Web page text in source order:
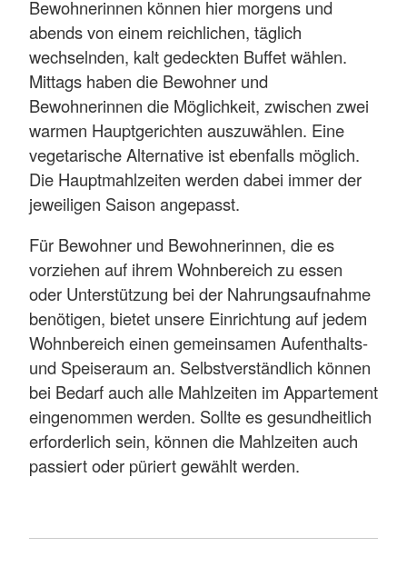
Bewohnerinnen können hier morgens und
abends von einem reichlichen, täglich
wechselnden, kalt gedeckten Buffet wählen.
Mittags haben die Bewohner und
Bewohnerinnen die Möglichkeit, zwischen zwei
warmen Hauptgerichten auszuwählen. Eine
vegetarische Alternative ist ebenfalls möglich.
Die Hauptmahlzeiten werden dabei immer der
jeweiligen Saison angepasst.
Für Bewohner und Bewohnerinnen, die es
vorziehen auf ihrem Wohnbereich zu essen
oder Unterstützung bei der Nahrungsaufnahme
benötigen, bietet unsere Einrichtung auf jedem
Wohnbereich einen gemeinsamen Aufenthalts-
und Speiseraum an. Selbstverständlich können
bei Bedarf auch alle Mahlzeiten im Appartement
eingenommen werden. Sollte es gesundheitlich
erforderlich sein, können die Mahlzeiten auch
passiert oder püriert gewählt werden.